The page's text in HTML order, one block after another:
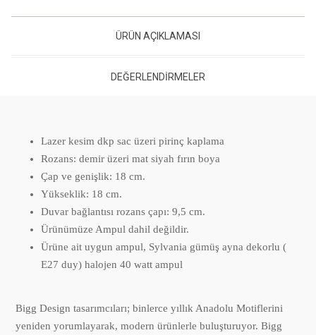
ÜRÜN AÇIKLAMASI
DEĞERLENDIRMELER
Lazer kesim dkp sac üzeri pirinç kaplama
Rozans: demir üzeri mat siyah fırın boya
Çap ve genişlik: 18 cm.
Yükseklik: 18 cm.
Duvar bağlantısı rozans çapı: 9,5 cm.
Ürünümüze Ampul dahil değildir.
Ürüne ait uygun ampul, Sylvania gümüş ayna dekorlu (
E27 duy) halojen 40 watt ampul
Bigg Design tasarımcıları; binlerce yıllık Anadolu Motiflerini
yeniden yorumlayarak, modern ürünlerle buluşturuyor. Bigg